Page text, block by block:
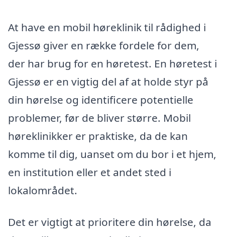
At have en mobil høreklinik til rådighed i
Gjessø giver en række fordele for dem,
der har brug for en høretest. En høretest i
Gjessø er en vigtig del af at holde styr på
din hørelse og identificere potentielle
problemer, før de bliver større. Mobil
høreklinikker er praktiske, da de kan
komme til dig, uanset om du bor i et hjem,
en institution eller et andet sted i
lokalområdet.
Det er vigtigt at prioritere din hørelse, da